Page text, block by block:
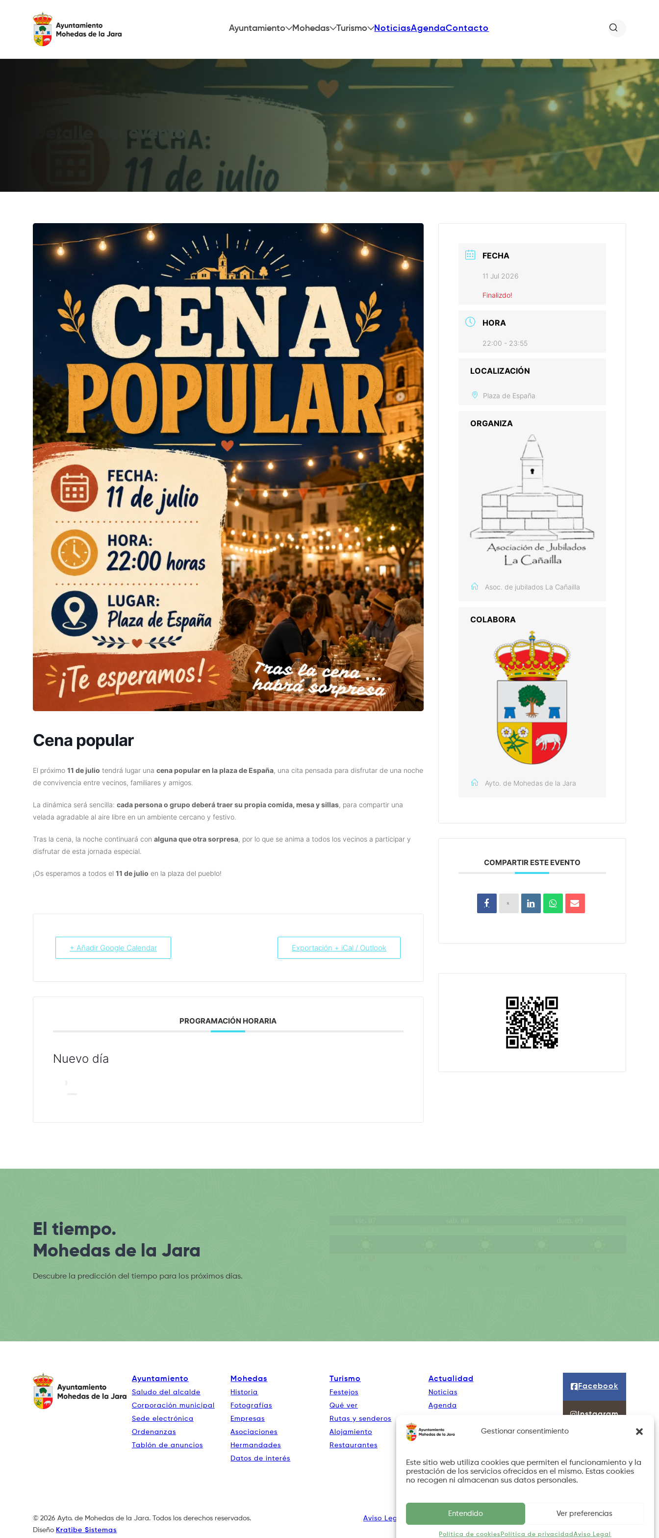
Gestionar consentimiento
Este sitio web utiliza cookies que permiten el funcionamiento y la
prestación de los servicios ofrecidos en el mismo. Estas cookies
no recogen ni almacenan sus datos personales.
Entendido Ver preferencias
Política de cookies Política de privacidadAviso Legal
Ayuntamiento Mohedas Turismo NoticiasAgendaContacto
Detalle del evento
Cena popular
El próximo11 de julio tendrá lugar unacena popular en la plaza de España, una cita pensada para disfrutar de una noche
de convivencia entre vecinos, familiares y amigos.
La dinámica será sencilla:cada persona o grupo deberá traer su propia comida, mesa y sillas, para compartir una
velada agradable al aire libre en un ambiente cercano y festivo.
Tras la cena, la noche continuará conalguna que otra sorpresa, por lo que se anima a todos los vecinos a participar y
disfrutar de esta jornada especial.
¡Os esperamos a todos el11 de julio en la plaza del pueblo!
+ Añadir Google Calendar Exportación + iCal / Outlook
PROGRAMACIÓN HORARIA
Nuevo día
FECHA
11 Jul 2026
Finalizdo!
HORA
22:00 - 23:55
LOCALIZACIÓN
Plaza de España
ORGANIZA
Asoc. de jubilados La Cañailla
COLABORA
Ayto. de Mohedas de la Jara
COMPARTIR ESTE EVENTO
El tiempo.
Mohedas de la Jara
Descubre la predicción del tiempo para los próximos días.
Ayuntamiento
Saludo del alcalde
Corporación municipal
Sede electrónica
Ordenanzas
Tablón de anuncios
Mohedas
Historia
Fotografías
Empresas
Asociaciones
Hermandades
Datos de interés
Turismo
Festejos
Qué ver
Rutas y senderos
Alojamiento
Restaurantes
Actualidad
Noticias
Agenda
Facebook
Instagram
© 2026 Ayto. de Mohedas de la Jara. Todos los derechos reservados.
Diseño Kratibe Sistemas
Aviso Legal Protección de datos